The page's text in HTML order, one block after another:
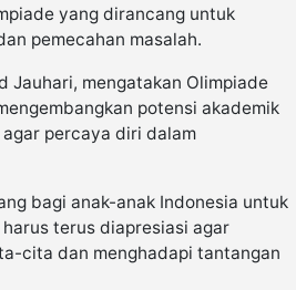
yang dirancang untuk
pemecahan masalah.
Jauhari, mengatakan Olimpiade
potensi akademik
percaya diri dalam
bagi anak-anak Indonesia untuk
terus diapresiasi agar
cita dan menghadapi tantangan